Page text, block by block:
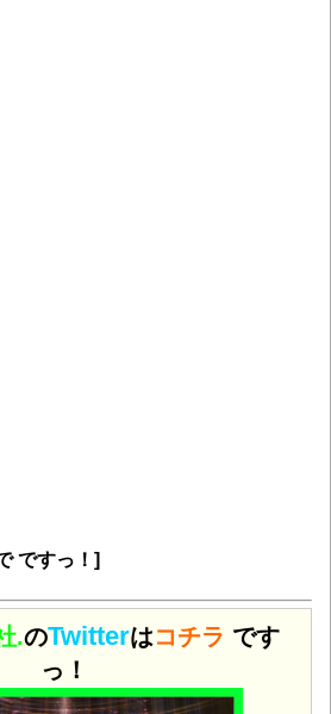
ですっ！]
.のTwitterはコチラ です
っ！